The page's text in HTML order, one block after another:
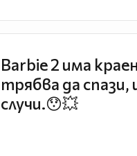
Barbie 2 има
трябва да спази,
случи.😯💥